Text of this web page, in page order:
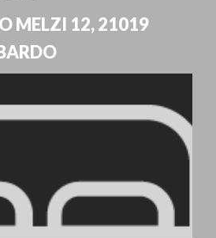
MELZI 12,21019